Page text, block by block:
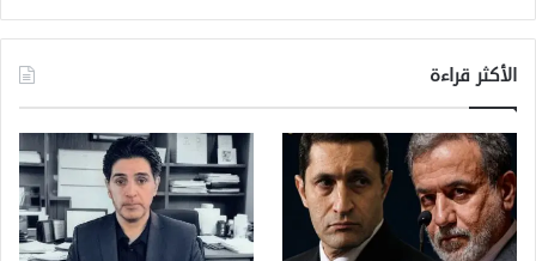
الأكثر قراءة